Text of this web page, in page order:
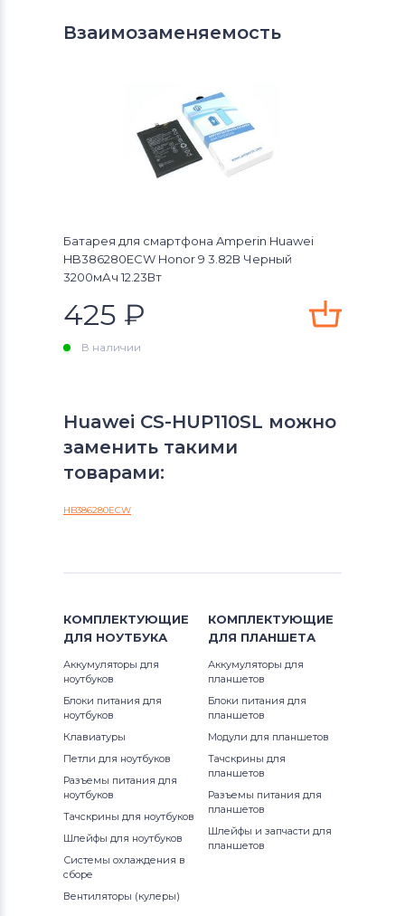
Взаимозаменяемость
Батарея для смартфона Amperin Huawei
HB386280ECW Honor 9 3.82В Черный
3200мАч 12.23Вт
425 ₽
В наличии
Huawei CS-HUP110SL можно
заменить такими
товарами:
HB386280ECW
КОМПЛЕКТУЮЩИЕ
ДЛЯ НОУТБУКА
Аккумуляторы для
ноутбуков
Блоки питания для
ноутбуков
Клавиатуры
Петли для ноутбуков
Разъемы питания для
ноутбуков
Тачскрины для ноутбуков
Шлейфы для ноутбуков
Системы охлаждения в
сборе
Вентиляторы (кулеры)
КОМПЛЕКТУЮЩИЕ
ДЛЯ ПЛАНШЕТА
Аккумуляторы для
планшетов
Блоки питания для
планшетов
Модули для планшетов
Тачскрины для
планшетов
Разъемы питания для
планшетов
Шлейфы и запчасти для
планшетов